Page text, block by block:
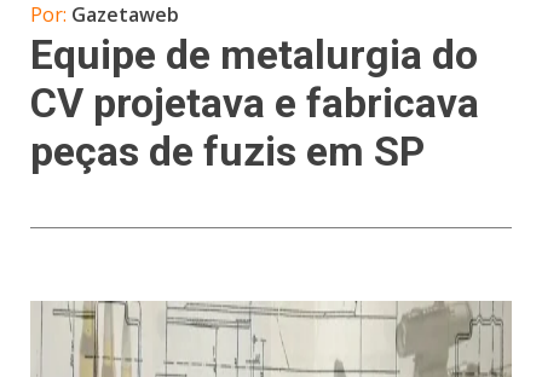
Por: Gazetaweb
Equipe de metalurgia do
CV projetava e fabricava
peças de fuzis em SP